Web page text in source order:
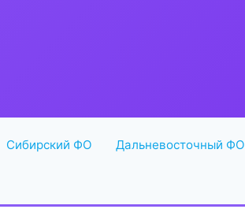
Сибирский ФО Дальневосточный ФО